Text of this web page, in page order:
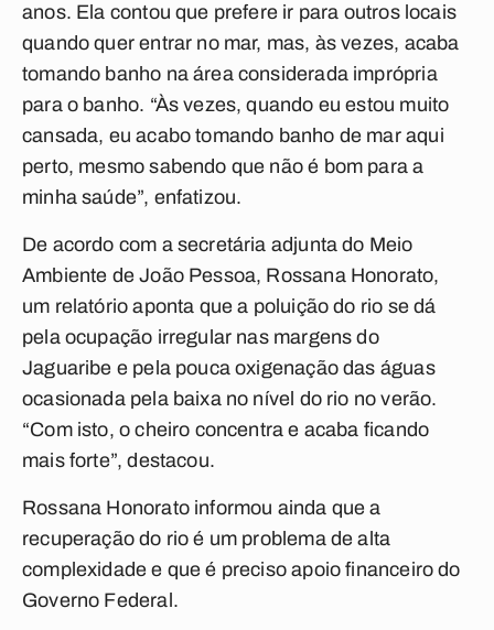
anos. Ela contou que prefere ir para outros locais
quando quer entrar no mar, mas, às vezes, acaba
tomando banho na área considerada imprópria
para o banho. “Às vezes, quando eu estou muito
cansada, eu acabo tomando banho de mar aqui
perto, mesmo sabendo que não é bom para a
minha saúde”, enfatizou.
De acordo com a secretária adjunta do Meio
Ambiente de João Pessoa, Rossana Honorato,
um relatório aponta que a poluição do rio se dá
pela ocupação irregular nas margens do
Jaguaribe e pela pouca oxigenação das águas
ocasionada pela baixa no nível do rio no verão.
“Com isto, o cheiro concentra e acaba ficando
mais forte”, destacou.
Rossana Honorato informou ainda que a
recuperação do rio é um problema de alta
complexidade e que é preciso apoio financeiro do
Governo Federal.